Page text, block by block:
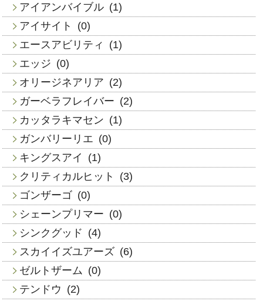
アイアンバイブル (1)
アイサイト
(0)
エースアビリティ
(1)
エッジ (0)
オリージネアリア (2)
ガーベラフレイバー (2)
カッタラキマセン (1)
ガンバリーリエ (0)
キングスアイ
(1)
クリティカルヒット
(3)
ゴンザーゴ (0)
シェーンプリマー (0)
シンクグッド (4)
スカイイズユアーズ (6)
ゼルトザーム (0)
テンドウ (2)